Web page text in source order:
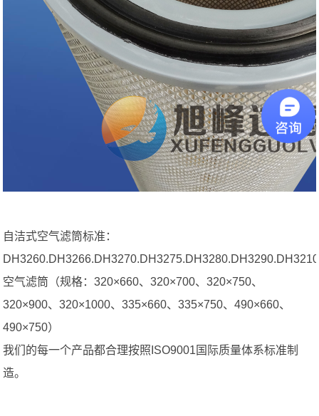
自洁式空气滤筒标准：
空气滤筒（规格：320×660、320×700、320×750、
320×900、320×1000、335×660、335×750、490×660、
490×750）
我们的每一个产品都合理按照ISO9001国际质量体系标准制
造。